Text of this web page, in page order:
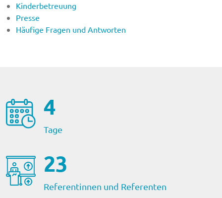
Kinderbetreuung
Presse
Häufige Fragen und Antworten
4
Tage
23
Referentinnen und Referenten